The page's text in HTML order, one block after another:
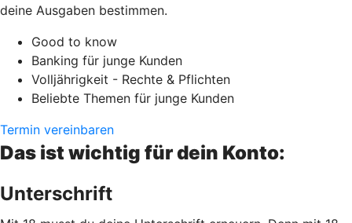
deine Ausgaben bestimmen.
Good to know
Banking für junge Kunden
Volljährigkeit - Rechte & Pflichten
Beliebte Themen für junge Kunden
Termin vereinbaren
Das ist wichtig für dein Konto:
Unterschrift